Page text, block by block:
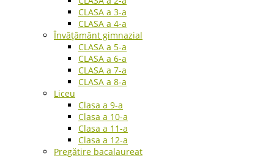
CLASA a 3-a
CLASA a 4-a
Învățământ gimnazial
CLASA a 5-a
CLASA a 6-a
CLASA a 7-a
CLASA a 8-a
Liceu
Clasa a 9-a
Clasa a 10-a
Clasa a 11-a
Clasa a 12-a
Pregătire bacalaureat